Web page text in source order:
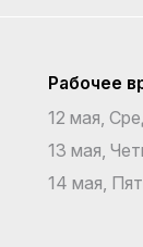
Рабочее
12 мая,
13 мая,
14 мая,